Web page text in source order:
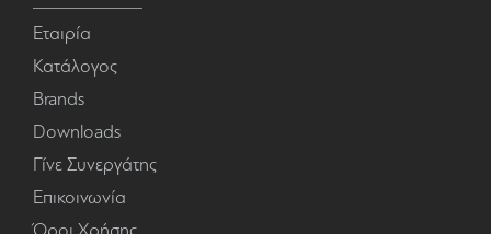
Εταιρία
Κατάλογος
Brands
Downloads
Γίνε Συνεργάτης
Επικοινωνία